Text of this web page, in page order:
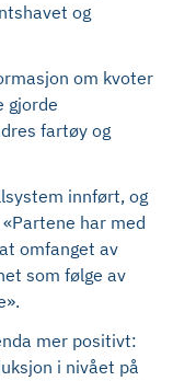
og
om kvoter
gjorde
fartøy og
innført, og
har med
omfanget av
som følge av
mer positivt:
i nivået på